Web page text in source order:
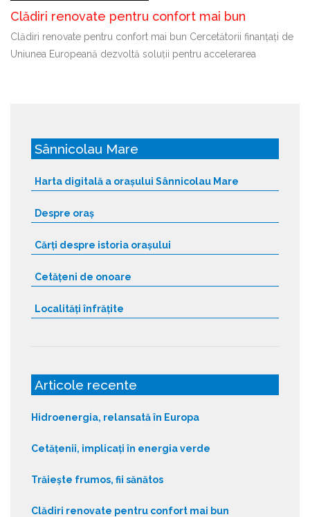
Clădiri renovate pentru confort mai bun
Clădiri renovate pentru confort mai bun Cercetătorii finanțați de
Uniunea Europeană dezvoltă soluții pentru accelerarea
Sânnicolau Mare
Harta digitală a orașului Sânnicolau Mare
Despre oraș
Cărți despre istoria orașului
Cetățeni de onoare
Localități înfrățite
Articole recente
Hidroenergia, relansată în Europa
Cetățenii, implicați în energia verde
Trăiește frumos, fii sănătos
Clădiri renovate pentru confort mai bun